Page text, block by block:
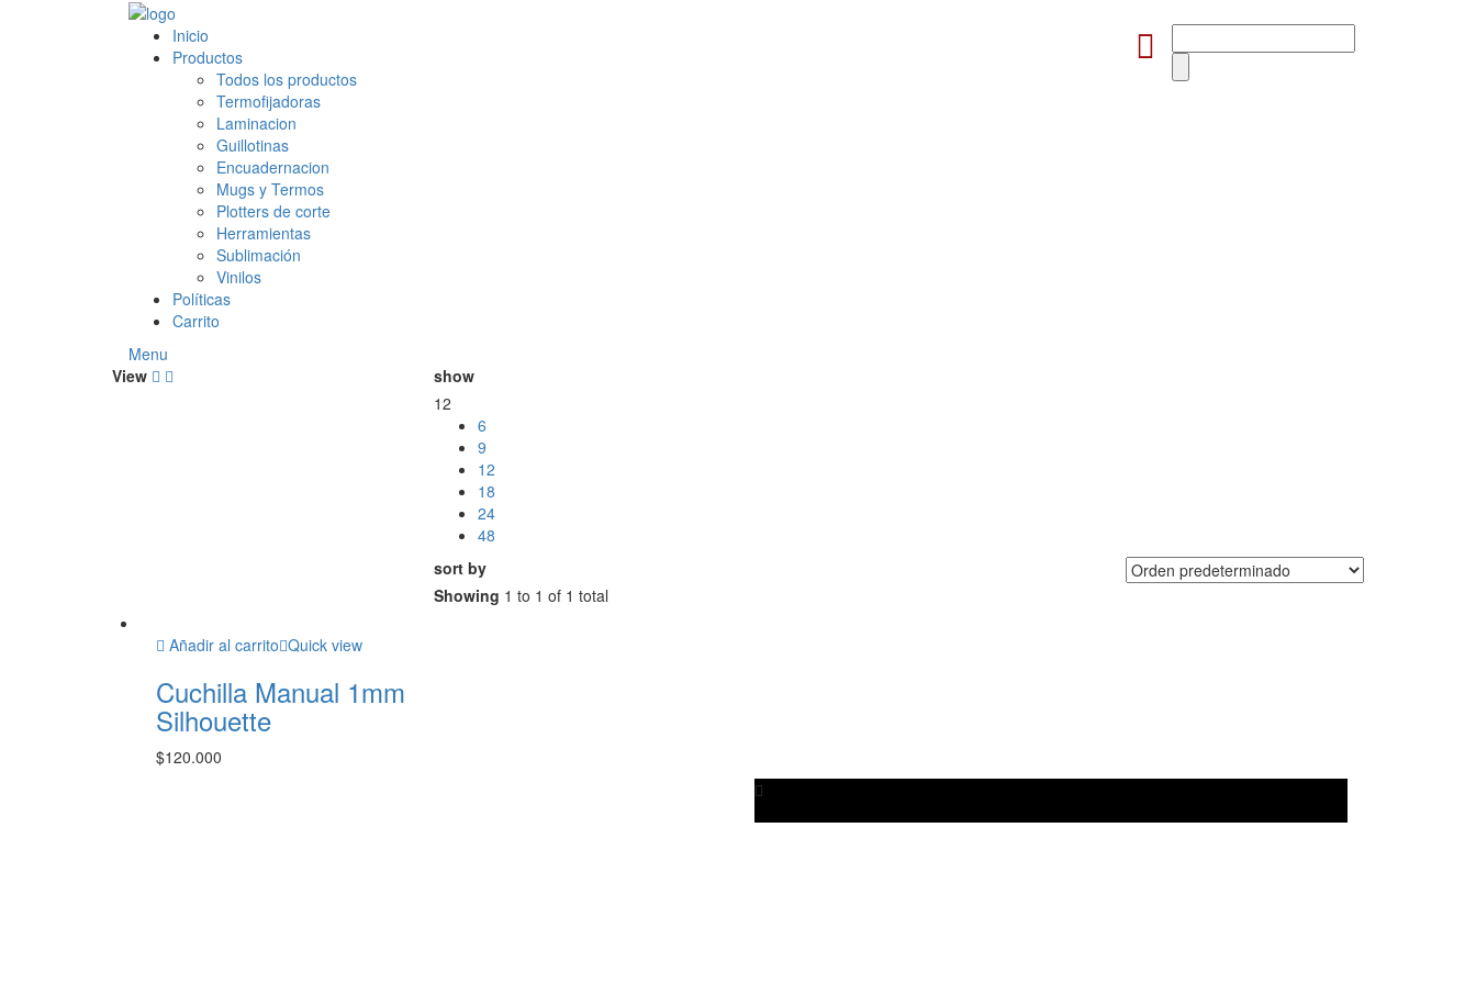
Inicio
Productos
Todos los productos
Termofijadoras
Laminacion
Guillotinas
Encuadernacion
Mugs y Termos
Plotters de corte
Herramientas
Sublimación
Vinilos
Políticas
Carrito
Menu
View
show
12
6
9
12
18
24
48
sort by
Showing 1 to 1 of 1 total
Añadir al carrito Quick view
Cuchilla Manual 1mm
Silhouette
$120.000